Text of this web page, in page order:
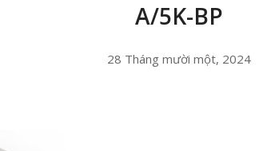
A/5K-BP
28 Tháng mười một, 2024